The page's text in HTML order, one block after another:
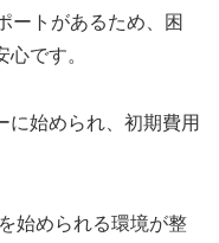
ートがあるため、困
です。
に始められ、初期費用
始められる環境が整